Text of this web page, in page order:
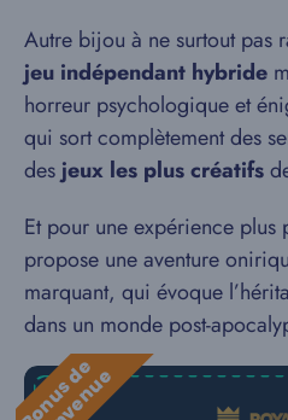
Autre bijou à ne surtout pas
jeu indépendant hybride
horreur psychologique et
qui sort complètement des
des jeux les plus créatifs
Et pour une expérience plus
propose une aventure
marquant, qui évoque
dans un monde post-
B
o
n
u
s
e
b
i
e
n
v
e
n
u